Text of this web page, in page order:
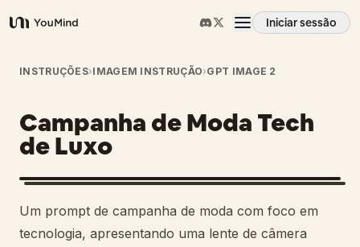
YouMind
Iniciar sessão
Visão geral
Casos de uso
Habilidades
Prompts
INSTRUÇÕES›IMAGEM INSTRUÇÃO›GPT IMAGE 2
Campanha de Moda Tech
de Luxo
Um prompt de campanha de moda com foco em
tecnologia, apresentando uma lente de câmera